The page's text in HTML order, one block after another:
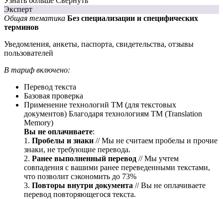
Эксперт
Общая тематика Без специализации и специфических
терминов
Уведомления, анкеты, паспорта, свидетельства, отзывы
пользователей
В тариф включено:
Перевод текста
Базовая проверка
Применение технологий ТМ (для текстовых
документов) Благодаря технологиям ТМ (Translation
Memory)
Вы не оплачиваете:
1. Пробелы и знаки // Мы не считаем пробелы и прочие
знаки, не требующие перевода.
2. Ранее выполненный перевод // Мы учтем
совпадения с вашими ранее переведенными текстами,
что позволит сэкономить до 73%
3. Повторы внутри документа // Вы не оплачиваете
перевод повторяющегося текста.